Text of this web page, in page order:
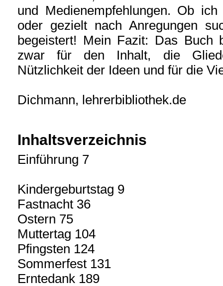
und Medienempfehlungen. Ob
oder gezielt nach Anregungen
begeistert! Mein Fazit: Das Buch
zwar für den Inhalt, die
Nützlichkeit der Ideen und für die
Dichmann, lehrerbibliothek.de
Inhaltsverzeichnis
Einführung 7
Kindergeburtstag 9
Fastnacht 36
Ostern 75
Muttertag 104
Pfingsten 124
Sommerfest 131
Erntedank 189